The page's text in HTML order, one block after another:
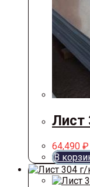
Лист
64,490 ₽
В